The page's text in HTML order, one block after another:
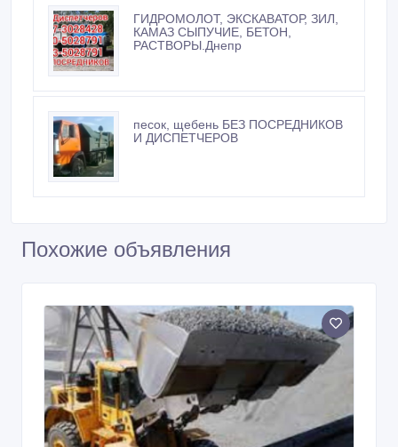
ГИДРОМОЛОТ, ЭКСКАВАТОР, ЗИЛ,
КАМАЗ СЫПУЧИЕ, БЕТОН,
РАСТВОРЫ.Днепр
песок, щебень БЕЗ ПОСРЕДНИКОВ
И ДИСПЕТЧЕРОВ
Похожие объявления